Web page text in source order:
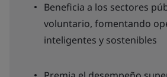
Beneficia a los sectores
voluntario, fomentando
inteligentes y sostenibles